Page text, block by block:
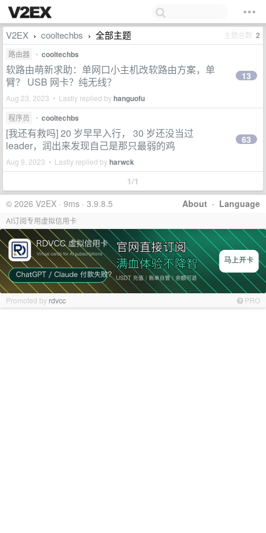
V2EX › cooltechbs › 全部主题 主题总数 2
路由器 • cooltechbs
软路由萌新求助：单网口小主机改软路由方案，单
臂？ USB 网卡？纯无线？
Aug 23, 2023 • Lastly replied byhanguofu
13
程序员 • cooltechbs
[我还有救吗] 20 岁早早入行， 30 岁还没当过
leader，润出来发现自己是那只最弱的鸡
Aug 9, 2023 • Lastly replied byharwck
63
1/1
About · Language
© 2026 V2EX · 9ms · 3.9.8.5
AI订阅专用虚拟信用卡
Promoted by rdvcc PRO